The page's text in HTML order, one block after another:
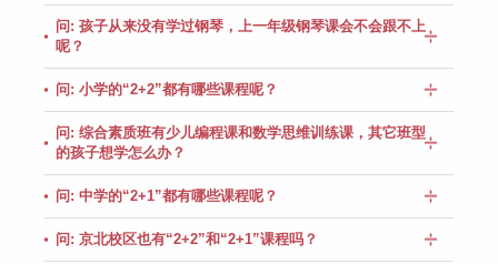
问: 孩子从来没有学过钢琴，上一年级钢琴课会不会跟不上
呢？
问: 小学的“2+2”都有哪些课程呢？
问: 综合素质班有少儿编程课和数学思维训练课，其它班型
的孩子想学怎么办？
问: 中学的“2+1”都有哪些课程呢？
问: 京北校区也有“2+2”和“2+1”课程吗？